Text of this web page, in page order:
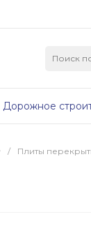
Дорожное
/ Плиты